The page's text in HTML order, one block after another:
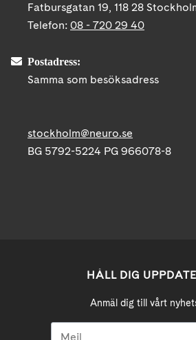
Fatbursgatan 19, 118 28
Telefon: 08 - 720 29 40
Postadress:
Samma som besöksadress
stockholm@neuro.se
BG 5792-5224 PG 966078-8
HÅLL DIG
Anmäl dig till vårt